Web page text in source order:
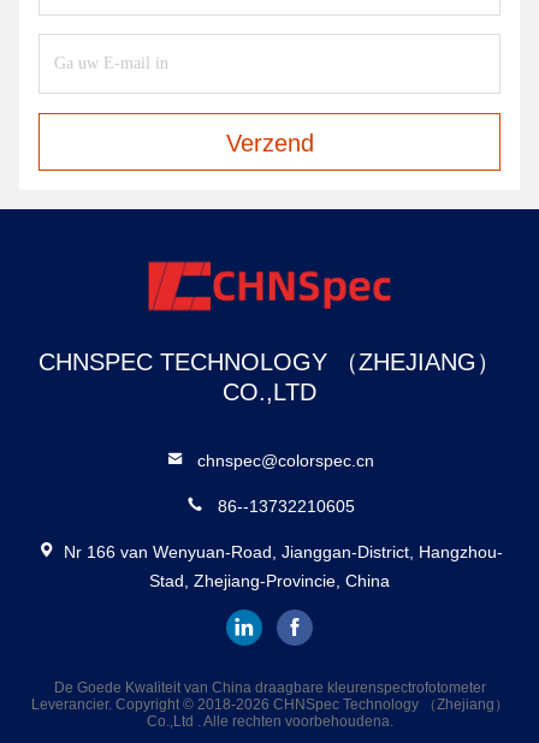
Verzend
CHNSPEC TECHNOLOGY （ZHEJIANG）
CO.,LTD
chnspec@colorspec.cn
86--13732210605
Nr 166 van Wenyuan-Road, Jianggan-District, Hangzhou-
Stad, Zhejiang-Provincie, China
De Goede Kwaliteit van China draagbare kleurenspectrofotometer
Leverancier. Copyright © 2018-2026 CHNSpec Technology （Zhejiang）
Co.,Ltd . Alle rechten voorbehoudena.